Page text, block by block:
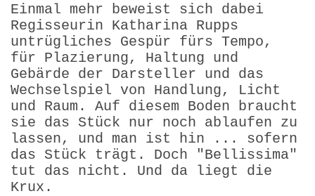
Einmal mehr beweist sich dabei
Regisseurin Katharina Rupps
untrügliches Gespür fürs Tempo,
für Plazierung, Haltung und
Gebärde der Darsteller und das
Wechselspiel von Handlung, Licht
und Raum. Auf diesem Boden braucht
sie das Stück nur noch ablaufen zu
lassen, und man ist hin ... sofern
das Stück trägt. Doch "Bellissima"
tut das nicht. Und da liegt die
Krux.